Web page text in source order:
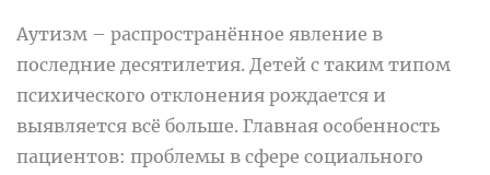
Аутизм – распространённое явление в
последние десятилетия. Детей с таким типом
психического отклонения рождается и
выявляется всё больше. Главная особенность
пациентов: проблемы в сфере социального